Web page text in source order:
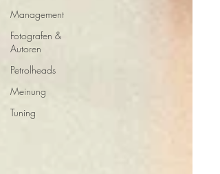
Management
Fotografen &
Autoren
Petrolheads
Meinung
Tuning